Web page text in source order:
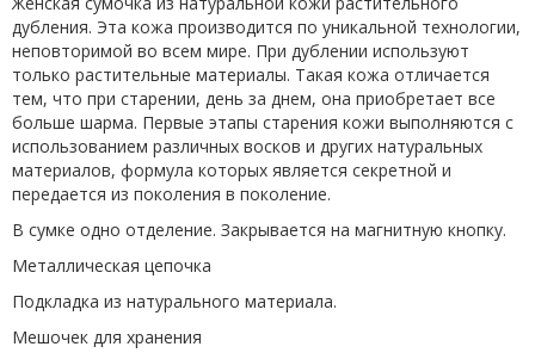
дубления. Эта кожа производится по уникальной технологии,
неповторимой во всем мире. При дублении используют
только растительные материалы. Такая кожа отличается
тем, что при старении, день за днем, она приобретает все
больше шарма. Первые этапы старения кожи выполняются с
использованием различных восков и других натуральных
материалов, формула которых является секретной и
передается из поколения в поколение.
В сумке одно отделение. Закрывается на магнитную кнопку.
Металлическая цепочка
Подкладка из натурального материала.
Мешочек для хранения